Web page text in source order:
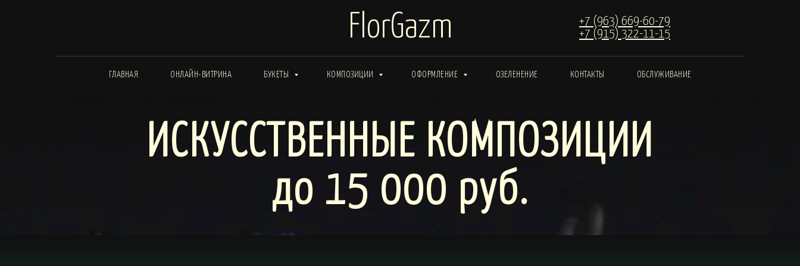
FlorGazm
+7 (963) 669-60-79
+7 (915) 322-11-15
ГЛАВНАЯ ОНЛАЙН-ВИТРИНА БУКЕТЫ КОМПОЗИЦИИ ОФОРМЛЕНИЕ ОЗЕЛЕНЕНИЕ КОНТАКТЫ ОБСЛУЖИВАНИЕ
ИСКУССТВЕННЫЕ КОМПОЗИЦИИ
до 15 000 руб.